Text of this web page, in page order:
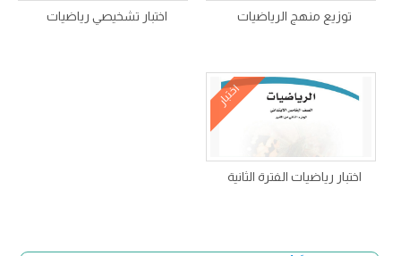
توزيع منهج الرياضيات اختبار تشخيصي رياضيات
اختبار
اختبار رياضيات الفترة الثانية